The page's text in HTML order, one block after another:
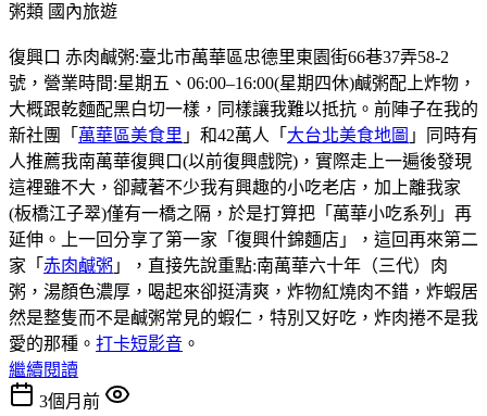
粥類 國內旅遊
復興口 赤肉鹹粥:臺北市萬華區忠德里東園街66巷37弄58-2
號，營業時間:星期五、06:00–16:00(星期四休)鹹粥配上炸物，
大概跟乾麵配黑白切一樣，同樣讓我難以抵抗。前陣子在我的
新社團「 萬華區美食里 」和42萬人「 大台北美食地圖 」同時有
人推薦我南萬華復興口(以前復興戲院)，實際走上一遍後發現
這裡雖不大，卻藏著不少我有興趣的小吃老店，加上離我家
(板橋江子翠)僅有一橋之隔，於是打算把「萬華小吃系列」再
延伸。上一回分享了第一家「復興什錦麵店」，這回再來第二
家「 赤肉鹹粥 」，直接先說重點:南萬華六十年（三代）肉
粥，湯顏色濃厚，喝起來卻挺清爽，炸物紅燒肉不錯，炸蝦居
然是整隻而不是鹹粥常見的蝦仁，特別又好吃，炸肉捲不是我
愛的那種。 打卡短影音 。
繼續閱讀
3個月前